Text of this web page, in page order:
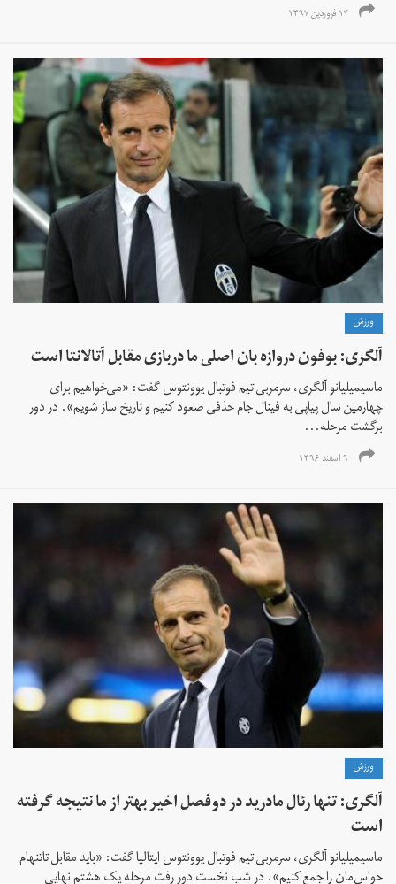
۱۴ فروردین ۱۳۹۷
ورزش
آلگری: بوفون دروازه بان اصلی ما دربازی مقابل آتالانتا است
ماسیمیلیانو آلگری، سرمربی تیم فوتبال یوونتوس گفت: «می‌خواهیم برای
چهارمین سال پیاپی به فینال جام حذفی صعود کنیم و تاریخ ساز شویم». در دور
برگشت مرحله...
۹ اسفند ۱۳۹۶
ورزش
آلگری: تنها رئال مادرید در دوفصل اخیر بهتر از ما نتیجه گرفته
است
ماسیمیلیانو آلگری، سرمربی تیم فوتبال یوونتوس ایتالیا گفت: «باید مقابل تاتنهام